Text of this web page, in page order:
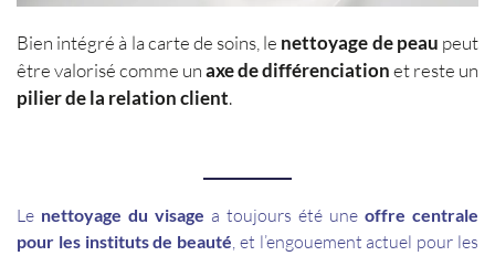
Bien intégré à la carte de soins, le nettoyage de peau peut
être valorisé comme unaxe de différenciationet reste un
pilier de la relation client.
Le nettoyage du visage a toujours été une offre centrale
pour les instituts de beauté, et l’engouement actuel pour les